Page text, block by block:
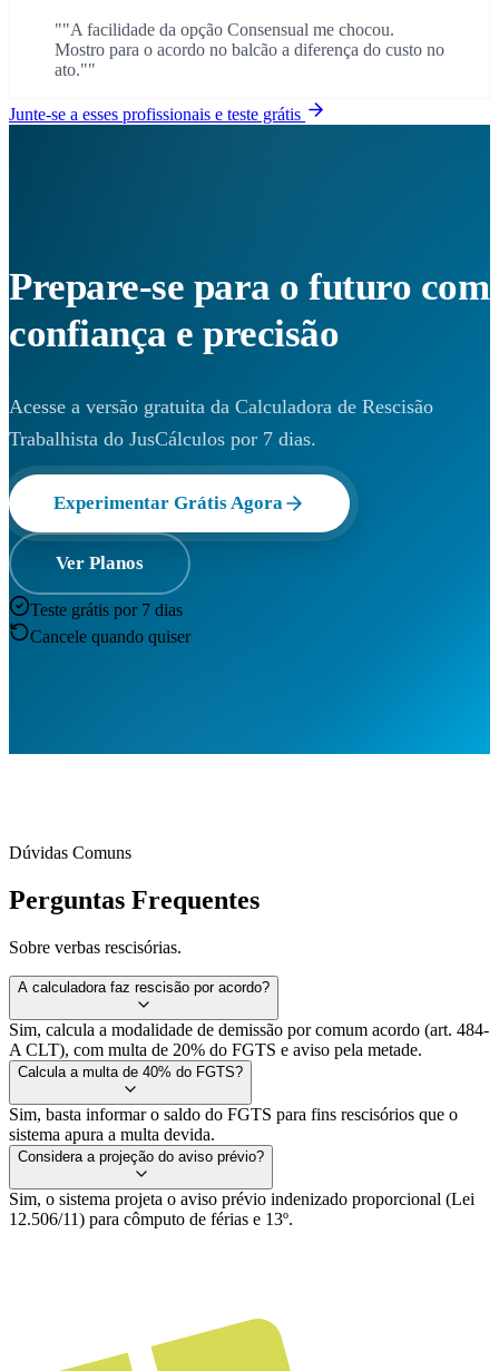
""A facilidade da opção Consensual me chocou.
Mostro para o acordo no balcão a diferença do custo no
ato.""
Junte-se a esses profissionais e teste grátis
Prepare-se para o futuro com
confiança e precisão
Acesse a versão gratuita da Calculadora de Rescisão
Trabalhista do JusCálculos por 7 dias.
Experimentar Grátis Agora
Ver Planos
Teste grátis por 7 dias
Cancele quando quiser
Dúvidas Comuns
Perguntas Frequentes
Sobre verbas rescisórias.
A calculadora faz rescisão por acordo?
Sim, calcula a modalidade de demissão por comum acordo (art. 484-
A CLT), com multa de 20% do FGTS e aviso pela metade.
Calcula a multa de 40% do FGTS?
Sim, basta informar o saldo do FGTS para fins rescisórios que o
sistema apura a multa devida.
Considera a projeção do aviso prévio?
Sim, o sistema projeta o aviso prévio indenizado proporcional (Lei
12.506/11) para cômputo de férias e 13º.